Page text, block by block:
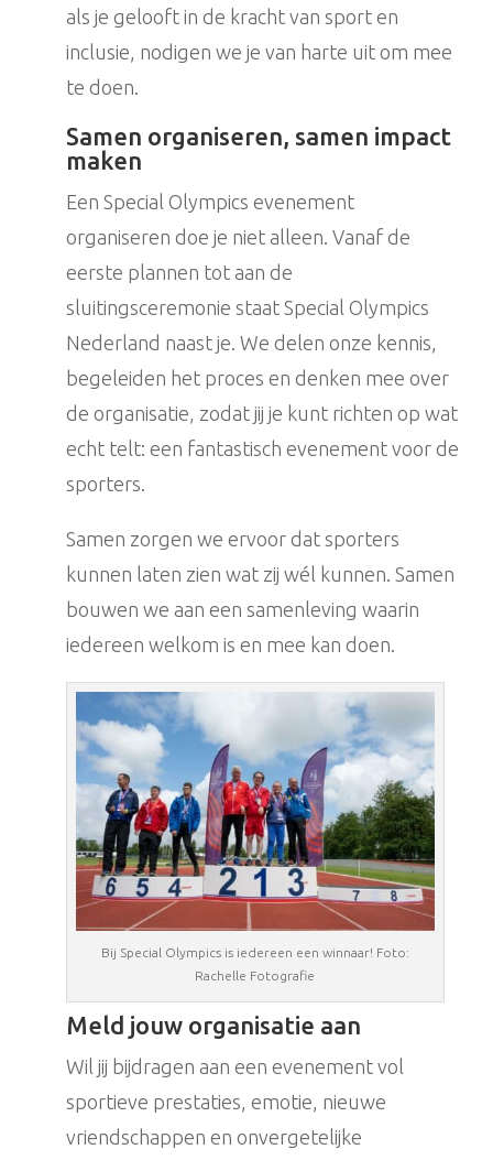
als je gelooft in de kracht van sport en
inclusie, nodigen we je van harte uit om mee
te doen.
Samen organiseren, samen impact
maken
Een Special Olympics evenement
organiseren doe je niet alleen. Vanaf de
eerste plannen tot aan de
sluitingsceremonie staat Special Olympics
Nederland naast je. We delen onze kennis,
begeleiden het proces en denken mee over
de organisatie, zodat jij je kunt richten op wat
echt telt: een fantastisch evenement voor de
sporters.
Samen zorgen we ervoor dat sporters
kunnen laten zien wat zij wél kunnen. Samen
bouwen we aan een samenleving waarin
iedereen welkom is en mee kan doen.
Bij Special Olympics is iedereen een winnaar! Foto:
Rachelle Fotografie
Meld jouw organisatie aan
Wil jij bijdragen aan een evenement vol
sportieve prestaties, emotie, nieuwe
vriendschappen en onvergetelijke